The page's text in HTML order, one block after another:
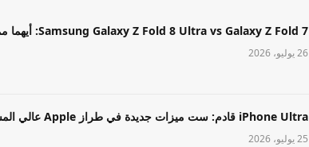
Samsung Galaxy Z Fold 8 Ultra vs Galaxy Z Fold 7: أيهما مميز قابل للطي يوفر قيمة أفضل
26 يوليو، 2026
iPhone Ultra قادم: ست ميزات جديدة في طراز Apple عالي المستوى
25 يوليو، 2026